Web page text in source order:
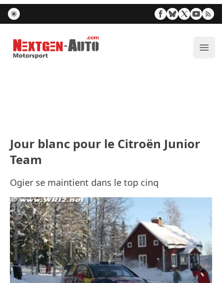
Nextgen-Auto.com
Jour blanc pour le Citroën Junior
Team
Ogier se maintient dans le top cinq